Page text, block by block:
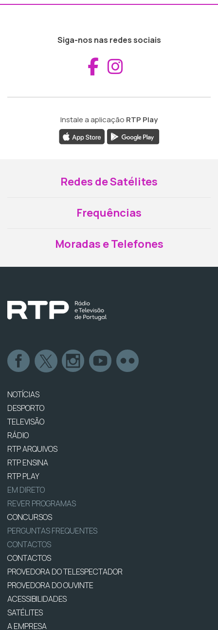
Siga-nos nas redes sociais
Aceder ao
Instale a aplicação RTP Play
Redes de Satélites
Frequências
Moradas e Telefones
NOTÍCIAS
DESPORTO
TELEVISÃO
RÁDIO
RTP ARQUIVOS
RTP ENSINA
RTP PLAY
EM DIRETO
REVER PROGRAMAS
CONCURSOS
PERGUNTAS FREQUENTES
CONTACTOS
CONTACTOS
PROVEDORA DO TELESPECTADOR
PROVEDORA DO OUVINTE
ACESSIBILIDADES
SATÉLITES
A EMPRESA